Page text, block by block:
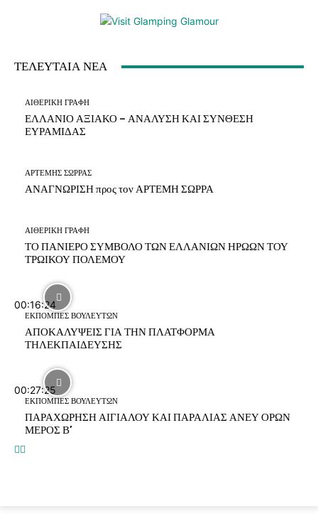
ΤΕΛΕΥΤΑΙΑ ΝΕΑ
ΑΙΘΕΡΙΚΗ ΓΡΑΦΗ
ΕΛΛΑΝΙΟ ΑΞΙΑΚΟ – ΑΝΑΛΥΣΗ ΚΑΙ ΣΥΝΘΕΣΗ
ΕΥΡΑΜΙΔΑΣ
ΑΡΤΕΜΗΣ ΣΩΡΡΑΣ
ΑΝΑΓΝΩΡΙΣΗ προς τον ΑΡΤΕΜΗ ΣΩΡΡΑ
ΑΙΘΕΡΙΚΗ ΓΡΑΦΗ
ΤΟ ΠΑΝΙΕΡΟ ΣΥΜΒΟΛΟ ΤΩΝ ΕΛΛΑΝΙΩΝ ΗΡΩΩΝ ΤΟΥ
ΤΡΩΙΚΟΥ ΠΟΛΕΜΟΥ
00:16:24
ΕΚΠΟΜΠΕΣ ΒΟΥΛΕΥΤΩΝ
ΑΠΟΚΑΛΥΨΕΙΣ ΓΙΑ ΤΗΝ ΠΛΑΤΦΟΡΜΑ
ΤΗΛΕΚΠΑΙΔΕΥΣΗΣ
00:27:25
ΕΚΠΟΜΠΕΣ ΒΟΥΛΕΥΤΩΝ
ΠΑΡΑΧΩΡΗΣΗ ΑΙΓΙΑΛΟΥ ΚΑΙ ΠΑΡΑΛΙΑΣ ΑΝΕΥ ΟΡΩΝ
ΜΕΡΟΣ Β’